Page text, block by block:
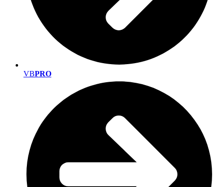
VBPRO